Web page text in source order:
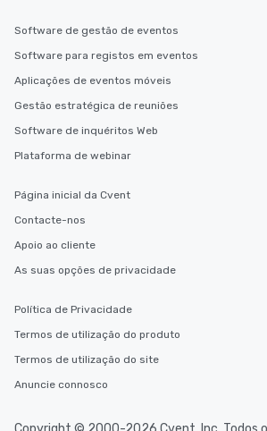
Software de gestão de eventos
Software para registos em eventos
Aplicações de eventos móveis
Gestão estratégica de reuniões
Software de inquéritos Web
Plataforma de webinar
Página inicial da Cvent
Contacte-nos
Apoio ao cliente
As suas opções de privacidade
Política de Privacidade
Termos de utilização do produto
Termos de utilização do site
Anuncie connosco